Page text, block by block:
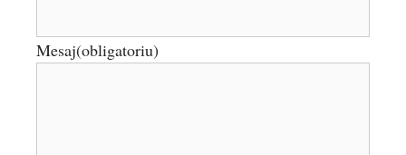
Mesaj(obligatoriu)